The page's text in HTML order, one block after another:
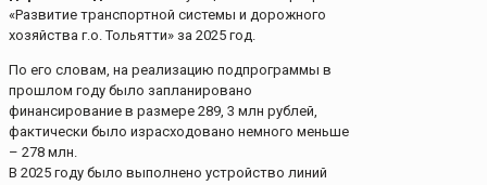
«Развитие транспортной системы и дорожного
хозяйства г.о. Тольятти» за 2025 год.
По его словам, на реализацию подпрограммы в
прошлом году было запланировано
финансирование в размере 289, 3 млн рублей,
фактически было израсходовано немного меньше
– 278 млн.
В 2025 году было выполнено устройство линий